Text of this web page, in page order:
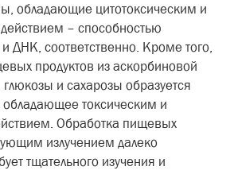
обладающие цитотоксическим и
– способностью
ДНК, соответственно. Кроме того,
продуктов из аскорбиновой
и сахарозы образуется
токсическим и
Обработка пищевых
излучением далеко
тщательного изучения и